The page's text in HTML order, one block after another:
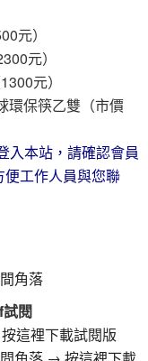
元）
元）
元）
環保筷乙雙（市價
入本站，請確認會員
工作人員與您聯
角落
閱
這裡下載試閱版